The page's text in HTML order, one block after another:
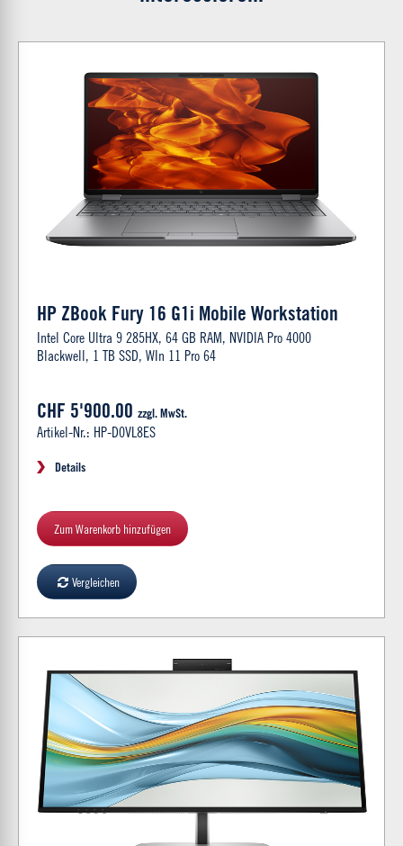
HP ZBook Fury 16 G1i Mobile Workstation
Intel Core Ultra 9 285HX, 64 GB RAM, NVIDIA Pro 4000
Blackwell, 1 TB SSD, WIn 11 Pro 64
CHF 5'900.00 zzgl. MwSt.
Artikel-Nr.: HP-D0VL8ES
Details
Zum Warenkorb hinzufügen
Vergleichen